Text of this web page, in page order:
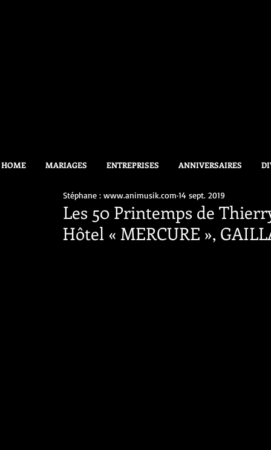
HOME MARIAGES ENTREPRISES ANNIVERSAIRES
Les 50 Printemps de
Hôtel « MERCURE »,
Stéphane : www.animusik.com 14 sept. 2019